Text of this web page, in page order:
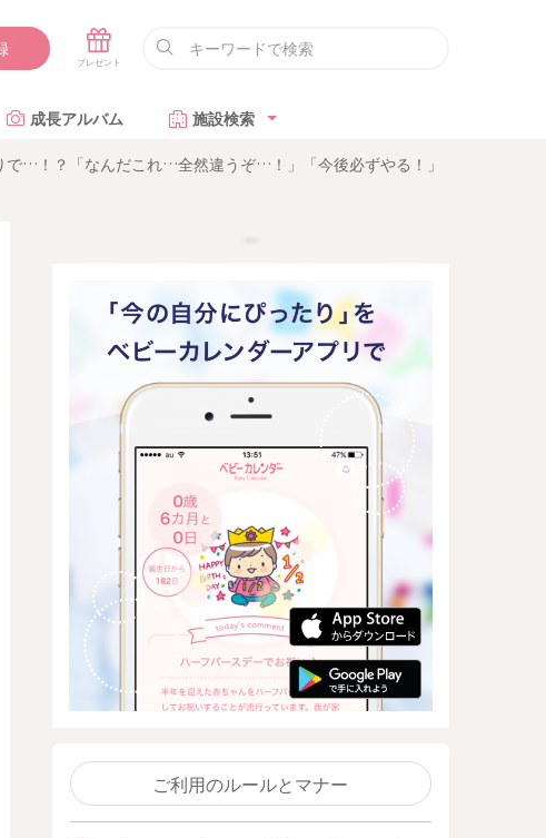
成長アルバム 施設検索
…！？「なんだこれ…全然違うぞ…！」「今後必ずやる！」
ご利用のルールとマナー